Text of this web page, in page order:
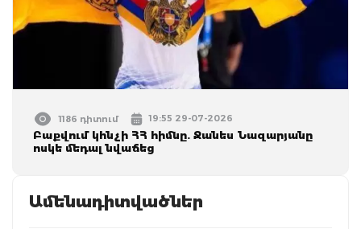
1186 դիտում 19:55 29-07-2026
Բաքվում կհնչի ՀՀ հիմնը. Ջանես Նազարյանը
ոսկե մեդալ նվաճեց
Ամենադիտվածներ